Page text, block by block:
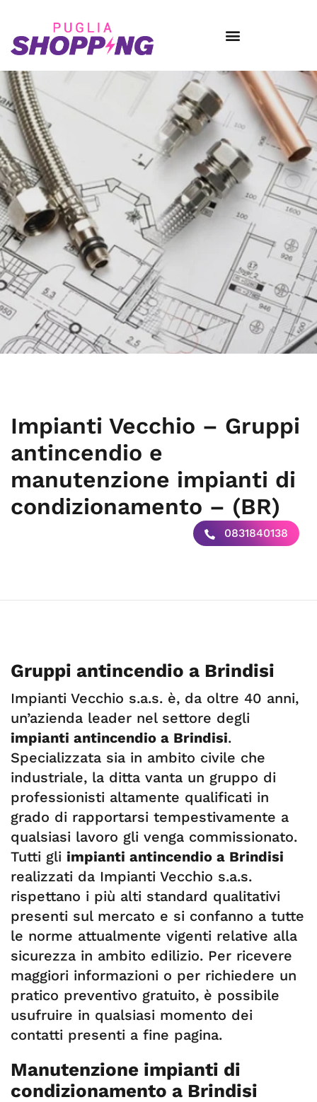
Impianti Vecchio – Gruppi
antincendio e
manutenzione impianti di
condizionamento – (BR)
0831840138
Gruppi antincendio a Brindisi
Impianti Vecchio s.a.s. è, da oltre 40 anni,
un’azienda leader nel settore degli
impianti antincendio a Brindisi.
Specializzata sia in ambito civile che
industriale, la ditta vanta un gruppo di
professionisti altamente qualificati in
grado di rapportarsi tempestivamente a
qualsiasi lavoro gli venga commissionato.
Tutti gli impianti antincendio a Brindisi
realizzati da Impianti Vecchio s.a.s.
rispettano i più alti standard qualitativi
presenti sul mercato e si confanno a tutte
le norme attualmente vigenti relative alla
sicurezza in ambito edilizio. Per ricevere
maggiori informazioni o per richiedere un
pratico preventivo gratuito, è possibile
usufruire in qualsiasi momento dei
contatti presenti a fine pagina.
Manutenzione impianti di
condizionamento a Brindisi